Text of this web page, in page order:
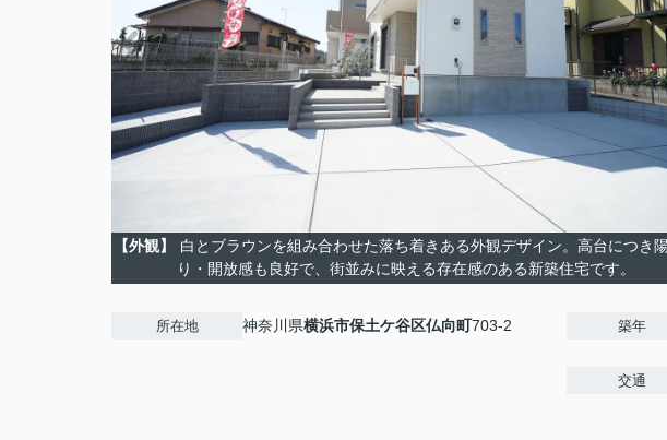
【外観】
白とブラウンを組み合わせた落ち着きある外観デザイン。高台につき
り・開放感も良好で、街並みに映える存在感のある新築住宅です。
所在地 神奈川県横浜市保土ケ谷区仏向町703-2 築年
交通